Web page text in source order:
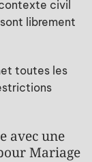
civil
librement
toutes les
avec une
Mariage